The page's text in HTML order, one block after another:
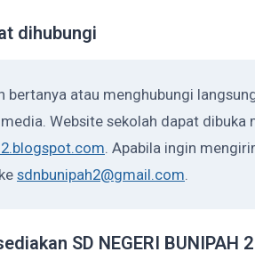
dihubungi
bertanya atau menghubungi langsung
Website sekolah dapat dibuka
. Apabila ingin
sdnbunipah2@gmail.com.
SD NEGERI BUNIPAH 2